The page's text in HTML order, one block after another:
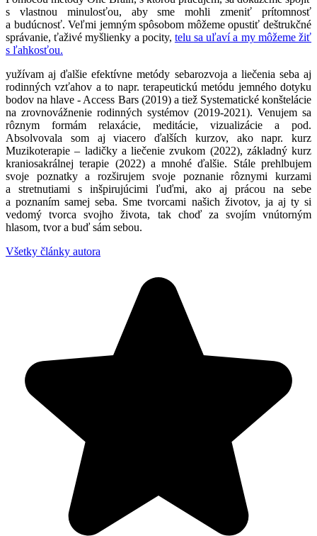
s vlastnou minulosťou, aby sme mohli zmeniť prítomnosť
a budúcnosť. Veľmi jemným spôsobom môžeme opustiť deštrukčné
správanie, ťaživé myšlienky a pocity, telu sa uľaví a my môžeme žiť
s ľahkosťou.
yužívam aj ďalšie efektívne metódy sebarozvoja a liečenia seba aj
rodinných vzťahov a to napr. terapeutickú metódu jemného dotyku
bodov na hlave - Access Bars (2019) a tiež Systematické konštelácie
na zrovnovážnenie rodinných systémov (2019-2021). Venujem sa
rôznym formám relaxácie, meditácie, vizualizácie a pod.
Absolvovala som aj viacero ďalších kurzov, ako napr. kurz
Muzikoterapie – ladičky a liečenie zvukom (2022), základný kurz
kraniosakrálnej terapie (2022) a mnohé ďalšie. Stále prehlbujem
svoje poznatky a rozširujem svoje poznanie rôznymi kurzami
a stretnutiami s inšpirujúcimi ľuďmi, ako aj prácou na sebe
a poznaním samej seba. Sme tvorcami našich životov, ja aj ty si
vedomý tvorca svojho života, tak choď za svojím vnútorným
hlasom, tvor a buď sám sebou.
Všetky články autora